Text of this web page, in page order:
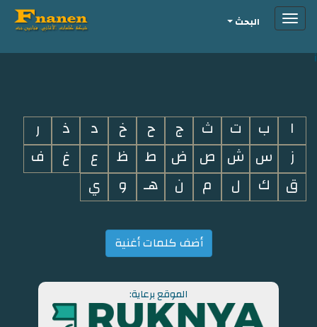
i
Toggleالبحث
ا ب ت ث ج ح خ د ذ
ر
ز
س ش ص ض ط ظ ع غ
ف
ق
ك ل م ن هـ و ي
أضف كلمات أغنية
الموقع برعاية: